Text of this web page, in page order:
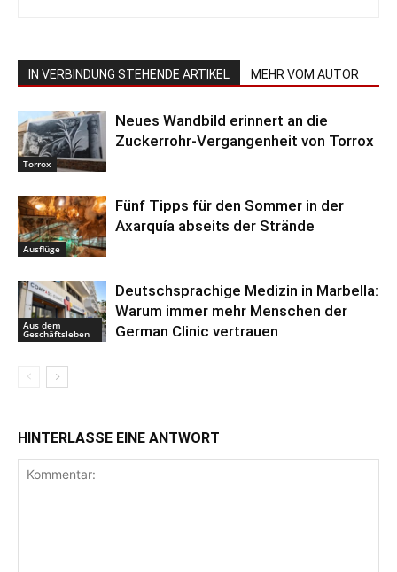
IN VERBINDUNG STEHENDE ARTIKEL MEHR VOM AUTOR
Torrox
Neues Wandbild erinnert an die
Zuckerrohr-Vergangenheit von Torrox
Ausflüge
Fünf Tipps für den Sommer in der
Axarquía abseits der Strände
Aus dem
Geschäftsleben
Deutschsprachige Medizin in Marbella:
Warum immer mehr Menschen der
German Clinic vertrauen
HINTERLASSE EINE ANTWORT